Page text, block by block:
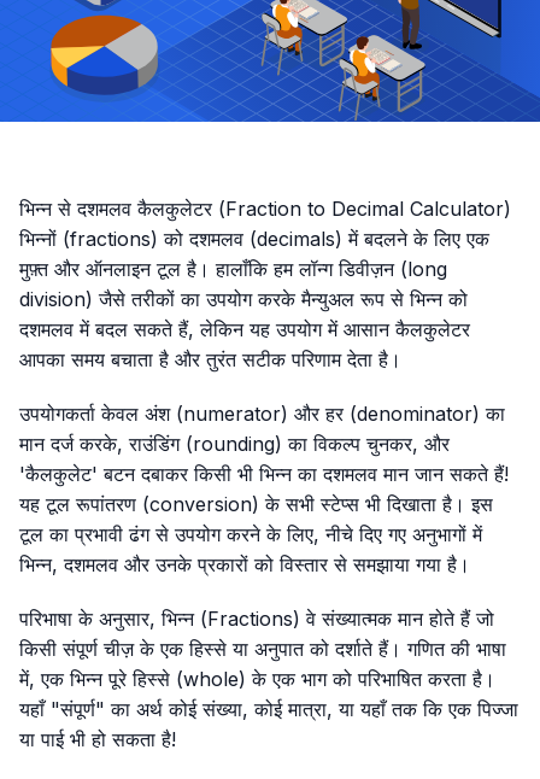
भिन्न से दशमलव कैलकुलेटर (Fraction to Decimal Calculator)
भिन्नों (fractions) को दशमलव (decimals) में बदलने के लिए एक
मुफ़्त और ऑनलाइन टूल है। हालाँकि हम लॉन्ग डिवीज़न (long
division) जैसे तरीकों का उपयोग करके मैन्युअल रूप से भिन्न को
दशमलव में बदल सकते हैं, लेकिन यह उपयोग में आसान कैलकुलेटर
आपका समय बचाता है और तुरंत सटीक परिणाम देता है।
उपयोगकर्ता केवल अंश (numerator) और हर (denominator) का
मान दर्ज करके, राउंडिंग (rounding) का विकल्प चुनकर, और
'कैलकुलेट' बटन दबाकर किसी भी भिन्न का दशमलव मान जान सकते हैं!
यह टूल रूपांतरण (conversion) के सभी स्टेप्स भी दिखाता है। इस
टूल का प्रभावी ढंग से उपयोग करने के लिए, नीचे दिए गए अनुभागों में
भिन्न, दशमलव और उनके प्रकारों को विस्तार से समझाया गया है।
परिभाषा के अनुसार, भिन्न (Fractions) वे संख्यात्मक मान होते हैं जो
किसी संपूर्ण चीज़ के एक हिस्से या अनुपात को दर्शाते हैं। गणित की भाषा
में, एक भिन्न पूरे हिस्से (whole) के एक भाग को परिभाषित करता है।
यहाँ "संपूर्ण" का अर्थ कोई संख्या, कोई मात्रा, या यहाँ तक कि एक पिज्जा
या पाई भी हो सकता है!